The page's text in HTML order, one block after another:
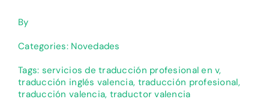
By
Categories: Novedades
Tags: servicios de traducción profesional en v,
traducción inglés valencia, traducción profesional,
traducción valencia, traductor valencia